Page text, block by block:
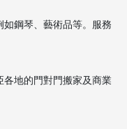
鋼琴、藝術品等。服務
各地的門對門搬家及商業